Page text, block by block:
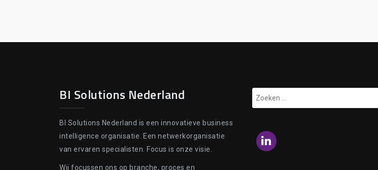
BI Solutions Nederland
BI Solutions Nederland is een innovatieve business
intelligence organisatie. Een netwerkorganisatie
van ervaren specialisten. Focus is onze visie.
Wij focussen ons op branche, proces en
Zoeken
naar:
LinkedIn